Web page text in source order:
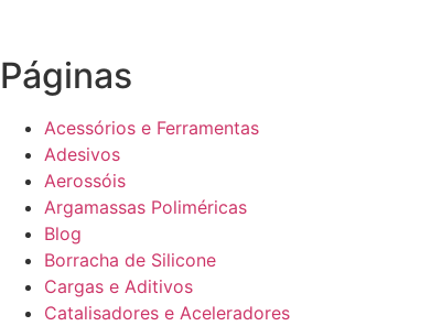
Páginas
Acessórios e Ferramentas
Adesivos
Aerossóis
Argamassas Poliméricas
Blog
Borracha de Silicone
Cargas e Aditivos
Catalisadores e Aceleradores